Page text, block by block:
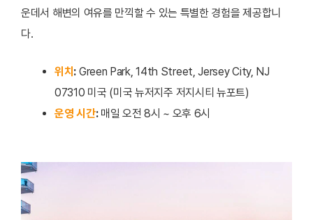
운데서 해변의 여유를 만끽할 수 있는 특별한 경험을 제공합니
다.
위치 : Green Park, 14th Street, Jersey City, NJ
07310 미국 (미국 뉴저지주 저지시티 뉴포트)
운영 시간:매일 오전 8시 ~ 오후 6시